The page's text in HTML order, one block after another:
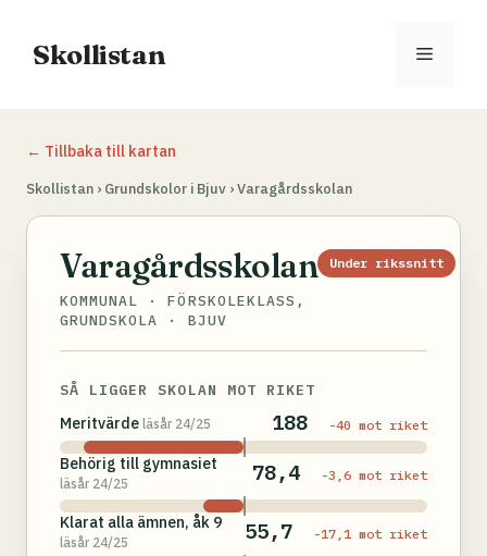
innehåll
Skollistan Meny
← Tillbaka till kartan
Skollistan › Grundskolor i Bjuv ›Varagårdsskolan
Varagårdsskolan
KOMMUNAL · FÖRSKOLEKLASS,
GRUNDSKOLA · BJUV
Under rikssnitt
SÅ LIGGER SKOLAN MOT RIKET
Meritvärde läsår 24/25 188 -40 mot riket
Behörig till gymnasiet
läsår 24/25 78,4 -3,6 mot riket
Klarat alla ämnen, åk 9
läsår 24/25 55,7 -17,1 mot riket